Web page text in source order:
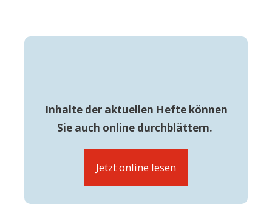
Inhalte der aktuellen Hefte können
Sie auch online durchblättern.
Jetzt online lesen